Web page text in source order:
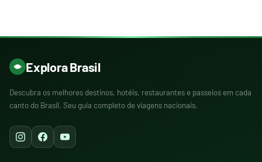
Explora Brasil
Descubra os melhores destinos, hotéis, restaurantes e passeios em cada
canto do Brasil. Seu guia completo de viagens nacionais.